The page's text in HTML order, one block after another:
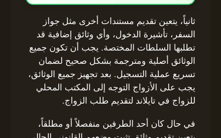
ثانياً، يتعين تقديم مستندات أخرى مثل جواز
السفر، تأشيرة الدخول، وأي وثائق إضافية قد
تطلبها السلطات المختصة. يجب أن تكون جميع
الوثائق أصلية ومترجمة بشكل صحيح لضمان
تسريع عملية التسجيل. بعد تجهيز جميع الوثائق،
يجب على الأزواج التوجه إلى المكتب المحلي
للزواج في تايلاند لتقديم طلب الزواج.
في حال كان أحد الطرفين منفصلاً أو مطلقاً،